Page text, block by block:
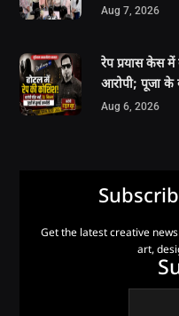
सुविधा
Aug 7, 2026
रेप प्रयास केस में
आरोपी; पूजा के
Aug 6, 2026
Get the latest creative
art,